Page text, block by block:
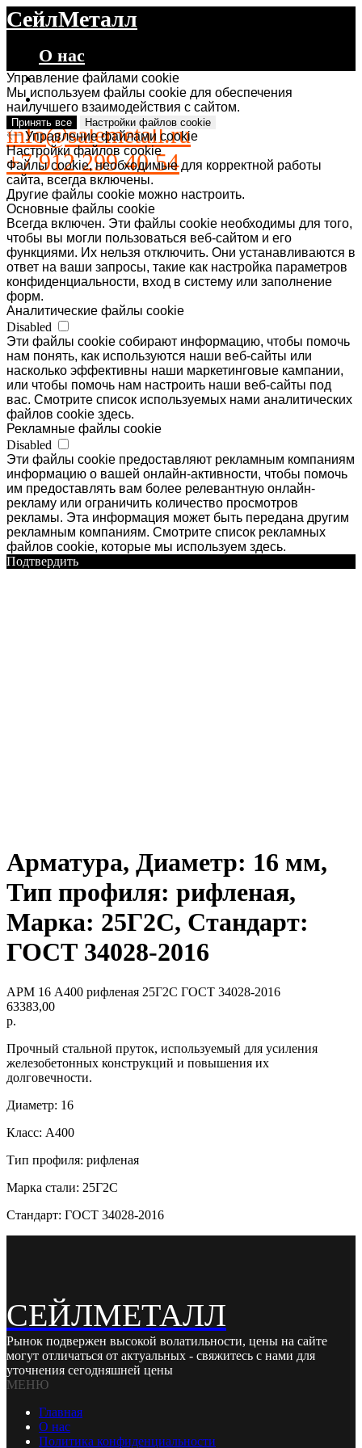
СейлМеталл
О нас
Каталог
Контакты
info@salemetall.ru
+7 912 299 40 54
Управление файлами cookie
Мы используем файлы cookie для обеспечения
наилучшего взаимодействия с сайтом.
Принять все Настройки файлов cookie
Управление файлами cookie
Настройки файлов cookie
Файлы cookie, необходимые для корректной работы
сайта, всегда включены.
Другие файлы cookie можно настроить.
Основные файлы cookie
Всегда включен. Эти файлы cookie необходимы для того,
чтобы вы могли пользоваться веб-сайтом и его
функциями. Их нельзя отключить. Они устанавливаются в
ответ на ваши запросы, такие как настройка параметров
конфиденциальности, вход в систему или заполнение
форм.
Аналитические файлы cookie
Disabled
Эти файлы cookie собирают информацию, чтобы помочь
нам понять, как используются наши веб-сайты или
насколько эффективны наши маркетинговые кампании,
или чтобы помочь нам настроить наши веб-сайты под
вас. Смотрите список используемых нами аналитических
файлов cookie здесь.
Рекламные файлы cookie
Disabled
Эти файлы cookie предоставляют рекламным компаниям
информацию о вашей онлайн-активности, чтобы помочь
им предоставлять вам более релевантную онлайн-
рекламу или ограничить количество просмотров
рекламы. Эта информация может быть передана другим
рекламным компаниям. Смотрите список рекламных
файлов cookie, которые мы используем здесь.
Подтвердить
Арматура, Диаметр: 16 мм,
Тип профиля: рифленая,
Марка: 25Г2С, Стандарт:
ГОСТ 34028-2016
АРМ 16 А400 рифленая 25Г2С ГОСТ 34028-2016
63383,00
р.
Прочный стальной пруток, используемый для усиления
железобетонных конструкций и повышения их
долговечности.
Диаметр: 16
Класс: А400
Тип профиля: рифленая
Марка стали: 25Г2С
Стандарт: ГОСТ 34028-2016
СЕЙЛМЕТАЛЛ
Рынок подвержен высокой волатильности, цены на сайте
могут отличаться от актуальных - свяжитесь с нами для
уточнения сегодняшней цены
МЕНЮ
Главная
О нас
Политика конфиденциальности